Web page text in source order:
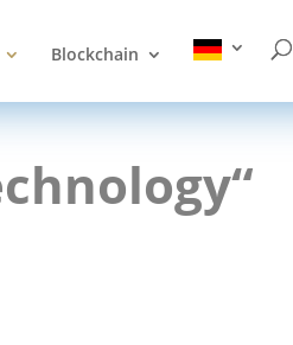
Blockchain